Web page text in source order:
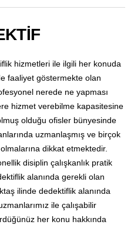
hizmetleri ile ilgili her konuda
faaliyet göstermekte olan
nerede ne yapması
hizmet verebilme kapasitesine
olduğu ofisler bünyesinde
uzmanlaşmış ve birçok
dikkat etmektedir.
disiplin çalışkanlık pratik
alanında gerekli olan
ilinde dedektiflik alanında
ile çalışabilir
her konu hakkında